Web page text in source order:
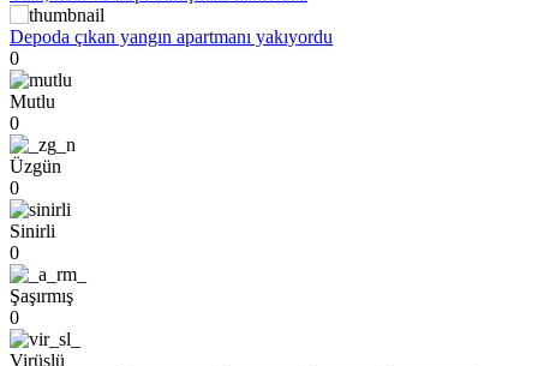
Depoda çıkan yangın apartmanı yakıyordu
0
Mutlu
0
Üzgün
0
Sinirli
0
Şaşırmış
0
Virüslü